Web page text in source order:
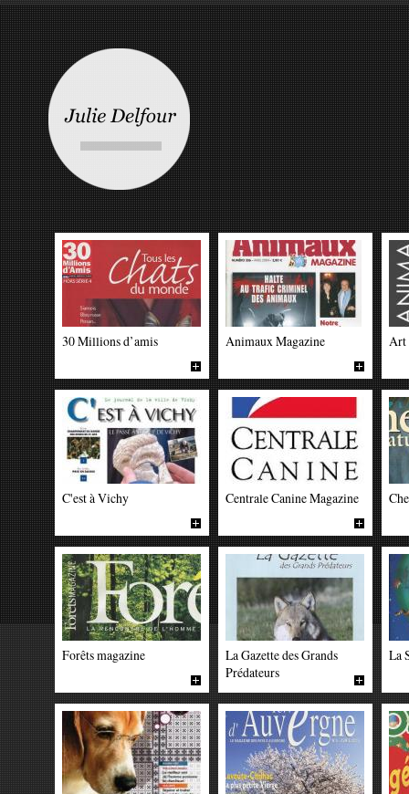
30 Millions d’amis Animaux Magazine Art
C'est à Vichy Centrale Canine Magazine
Forêts magazine
La Gazette des Grands
Prédateurs
La